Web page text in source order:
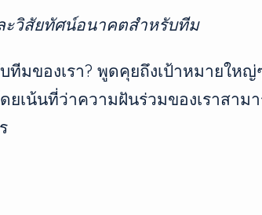
ะวิสัยทัศน์อนาคตสำหรับทีม
ทีมของเรา? พูดคุยถึงเป้าหมายให
ยเน้นที่ว่าความฝันร่วมของเราสาม